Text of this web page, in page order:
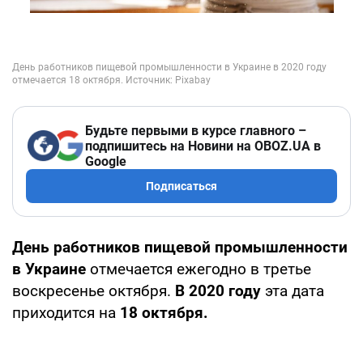
Будьте первыми в курсе главного –
подпишитесь на Новини на OBOZ.UA в
Google
Подписаться
День работников пищевой промышленности
в Украине отмечается ежегодно в третье
воскресенье октября. В 2020 году эта дата
приходится на 18 октября.